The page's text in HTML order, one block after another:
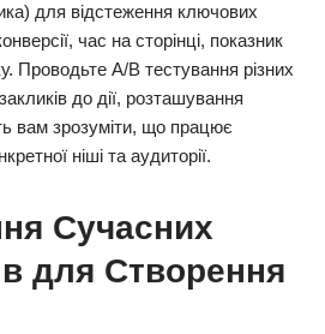
для відстеження ключових
час на сторінці, показник
Проводьте A/B тестування різних
до дії, розташування
вам зрозуміти, що працює
ніші та аудиторії.
Сучасних
для Створення